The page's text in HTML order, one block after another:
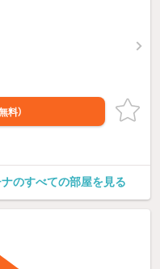
無料）
のすべての部屋を見る